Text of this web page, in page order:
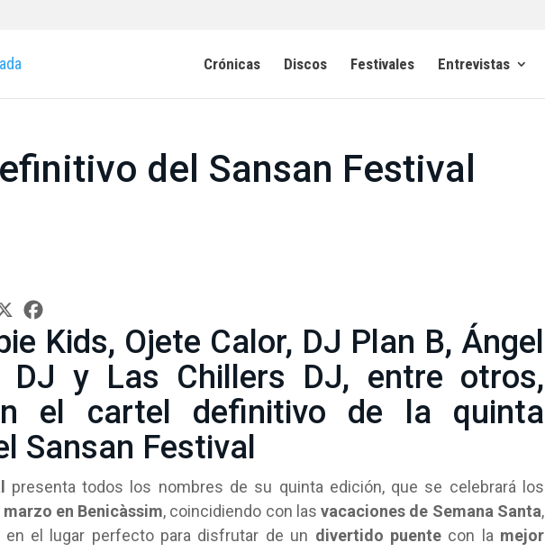
Crónicas Discos Festivales Entrevistas
del Sansan Festival
Kids, Ojete Calor, DJ Plan B, Ángel
DJ y Las Chillers DJ, entre otros,
el cartel definitivo de la quinta
Sansan Festival
presenta todos los nombres de su quinta edición, que se celebrará los
marzo en Benicàssim, coincidiendo con las vacaciones de Semana Santa,
en el lugar perfecto para disfrutar de un divertido puentecon la mejor